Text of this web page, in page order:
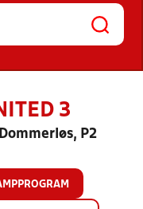
3
P2